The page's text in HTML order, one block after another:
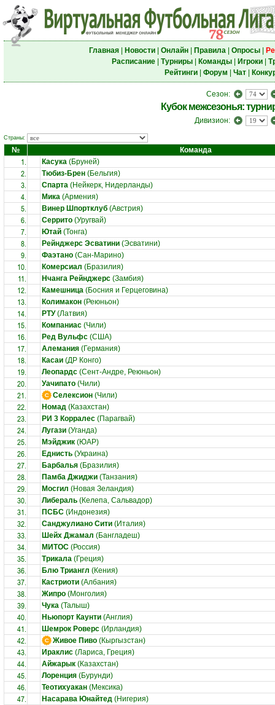
Главная| Новости| Онлайн| Правила| Опросы|
Расписание| Турниры| Команды| Игроки|
Рейтинги| Форум Чат|
Сезон:
Кубок межсезонья:
Дивизион:
Страны:
№ Команда
1. Касука (Бруней)
2. Тюбиз-Брен (Бельгия)
3. Спарта (Нейкерк, Нидерланды)
4. Мика (Армения)
5. Винер Шпортклуб (Австрия)
6. Серрито (Уругвай)
7. Ютай (Тонга)
8. Рейнджерс Эсватини (Эсватини)
9. Фаэтано (Сан-Марино)
10. Комерсиал (Бразилия)
11. Нчанга Рейнджерс (Замбия)
12. Камешница (Босния и Герцеговина)
13. Колимакон (Реюньон)
14. РТУ(Латвия)
15. Компаниас (Чили)
16. Ред Вульфс (США)
17. Алемания (Германия)
18. Касаи (ДР Конго)
19. Леопардс (Сент-Андре, Реюньон)
20. Уачипато (Чили)
21. Селексион (Чили)
22. Номад (Казахстан)
23. РИ 3 Корралес (Парагвай)
24. Лугази (Уганда)
25. Мэйджик (ЮАР)
26. Еднисть (Украина)
27. Барбалья (Бразилия)
28. Памба Джиджи (Танзания)
29. Мосгил (Новая Зеландия)
30. Либераль (Келепа, Сальвадор)
31. ПСБС (Индонезия)
32. Санджулиано Сити (Италия)
33. Шейх Джамал (Бангладеш)
34. МИТОС (Россия)
35. Трикала (Греция)
36. Блю Триангл (Кения)
37. Кастриоти (Албания)
38. Жипро (Монголия)
39. Чука (Талыш)
40. Ньюпорт Каунти (Англия)
41. Шемрок Роверс (Ирландия)
42. Живое Пиво (Кыргызстан)
43. Ираклис (Лариса, Греция)
44. Айжарык (Казахстан)
45. Лоренция (Бурунди)
46. Теотихуакан (Мексика)
47. Насарава Юнайтед (Нигерия)